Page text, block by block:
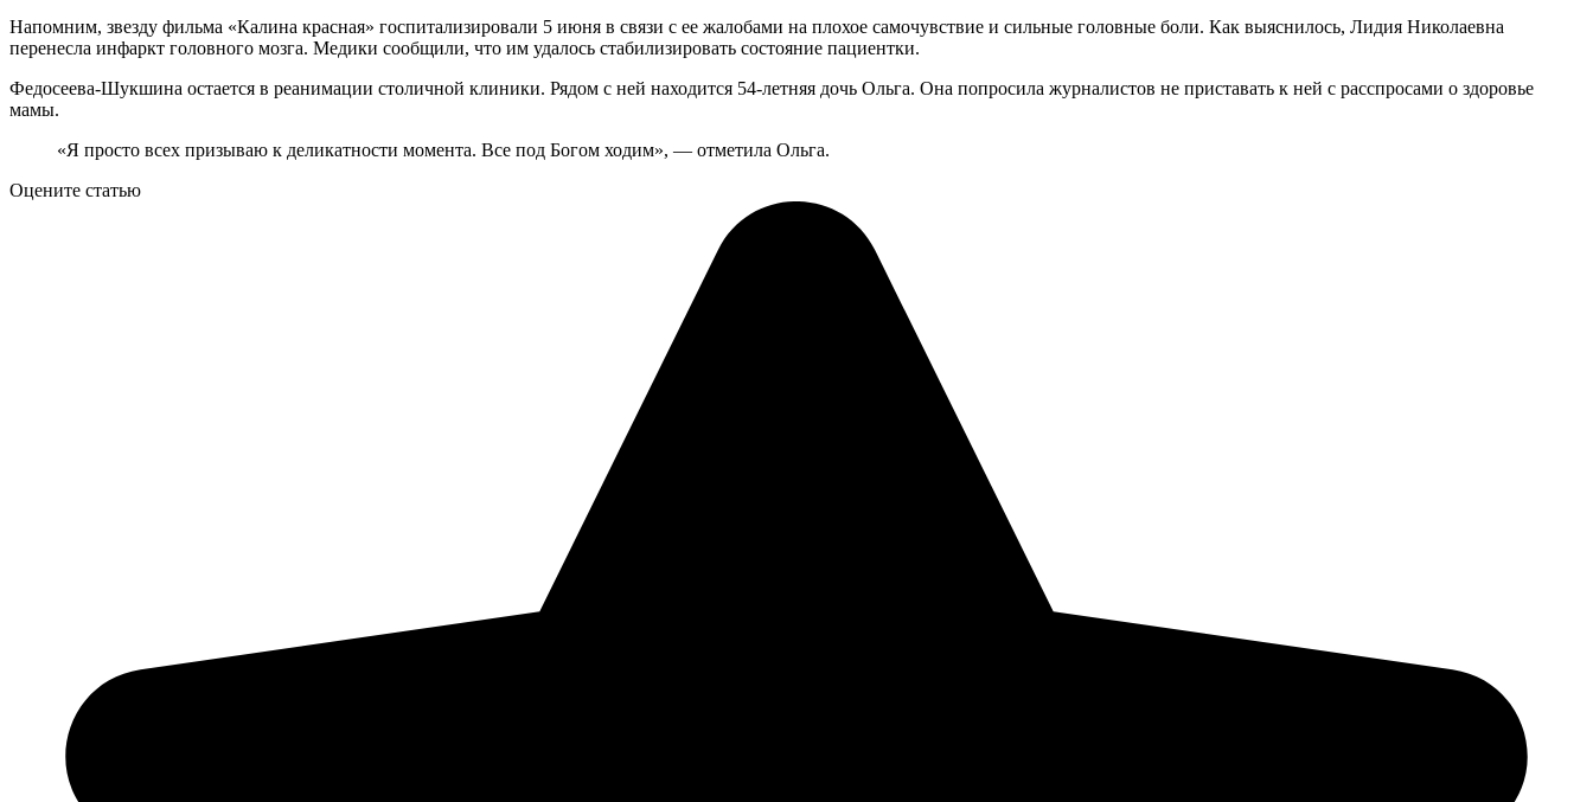
Напомним, звезду фильма «Калина красная» госпитализировали 5 июня в связи с ее жалобами на плохое самочувствие и сильные головные боли. Как выяснилось, Лидия Николаевна
перенесла инфаркт головного мозга. Медики сообщили, что им удалось стабилизировать состояние пациентки.
Федосеева-Шукшина остается в реанимации столичной клиники. Рядом с ней находится 54-летняя дочь Ольга. Она попросила журналистов не приставать к ней с расспросами о здоровье
мамы.
«Я просто всех призываю к деликатности момента. Все под Богом ходим», — отметила Ольга.
Оцените статью